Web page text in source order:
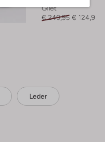
Gilet
€ 249,95 € 124,99
Leder